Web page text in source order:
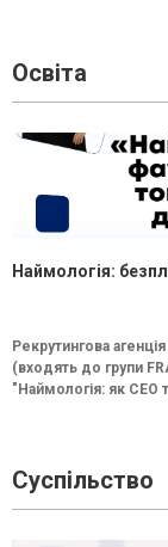
Освіта
Наймологія:
Рекрутингова
(входять до групи
"Наймологія: як СEO
Суспільство